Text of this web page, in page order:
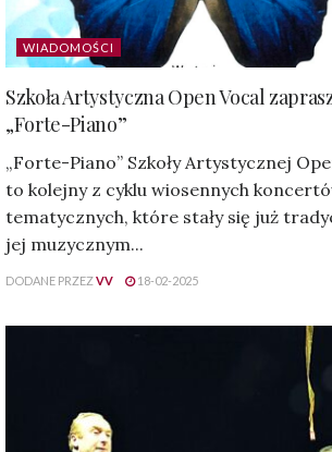
WIADOMOŚCI
Szkoła Artystyczna Open Vocal
„Forte-Piano”
„Forte-Piano” Szkoły Artystycznej
to kolejny z cyklu wiosennych
tematycznych, które stały się już
jej muzycznym...
DODANE PRZEZVV 18-02-2025